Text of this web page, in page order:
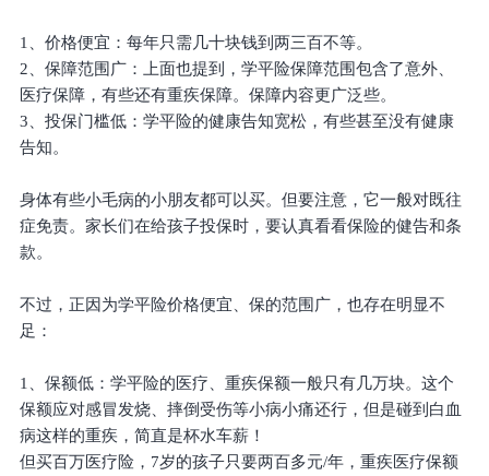
1、价格便宜：每年只需几十块钱到两三百不等。
2、保障范围广：上面也提到，学平险保障范围包含了意外、
医疗保障，有些还有重疾保障。保障内容更广泛些。
3、投保门槛低：学平险的健康告知宽松，有些甚至没有健康
告知。
身体有些小毛病的小朋友都可以买。但要注意，它一般对既往
症免责。家长们在给孩子投保时，要认真看看保险的健告和条
款。
不过，正因为学平险价格便宜、保的范围广，也存在明显不
足：
1、保额低：学平险的医疗、重疾保额一般只有几万块。这个
保额应对感冒发烧、摔倒受伤等小病小痛还行，但是碰到白血
病这样的重疾，简直是杯水车薪！
但买百万医疗险，7岁的孩子只要两百多元/年，重疾医疗保额